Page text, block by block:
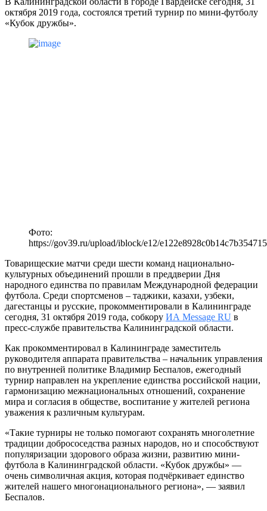
октября 2019 года, состоялся третий турнир по мини-футболу
«Кубок дружбы».
Фото:
https://gov39.ru/upload/iblock/e12/
Товарищеские матчи среди шести команд национально-
культурных объединений прошли в преддверии Дня
народного единства по правилам Международной федерации
футбола. Среди спортсменов – таджики, казахи, узбеки,
дагестанцы и русские, прокомментировали в Калининграде
сегодня, 31 октября 2019 года, собкору ИА Message RU в
пресс-службе правительства Калининградской области.
Как прокомментировал в Калининграде заместитель
руководителя аппарата правительства – начальник управления
по внутренней политике Владимир Беспалов, ежегодный
турнир направлен на укрепление единства российской нации,
гармонизацию межнациональных отношений, сохранение
мира и согласия в обществе, воспитание у жителей региона
уважения к различным культурам.
«Такие турниры не только помогают сохранять многолетние
традиции добрососедства разных народов, но и способствуют
популяризации здорового образа жизни, развитию мини-
футбола в Калининградской области. «Кубок дружбы» —
очень символичная акция, которая подчёркивает единство
жителей нашего многонационального региона», — заявил
Беспалов.